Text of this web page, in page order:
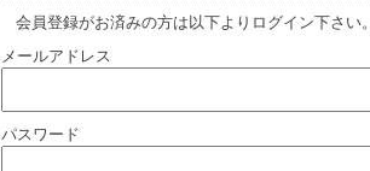
会員登録がお済みの方は以下よりログイン下さい。
メールアドレス
パスワード